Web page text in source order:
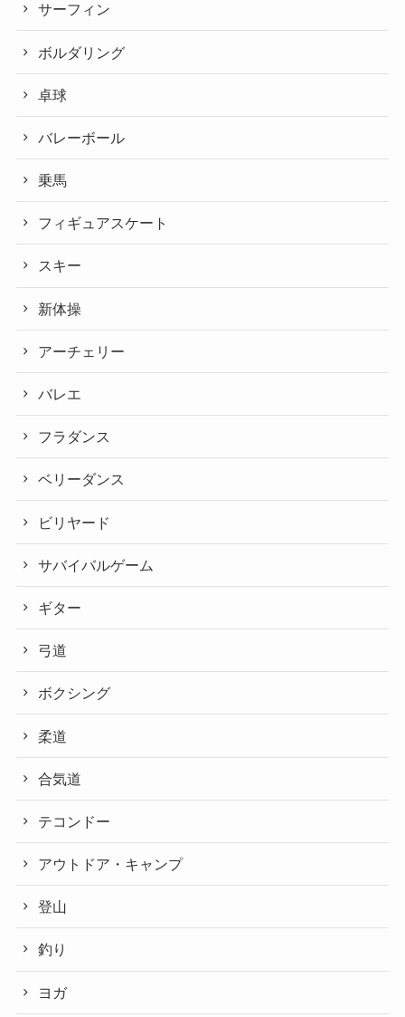
サーフィン
ボルダリング
卓球
バレーボール
乗馬
フィギュアスケート
スキー
新体操
アーチェリー
バレエ
フラダンス
ベリーダンス
ビリヤード
サバイバルゲーム
ギター
弓道
ボクシング
柔道
合気道
テコンドー
アウトドア・キャンプ
登山
釣り
ヨガ